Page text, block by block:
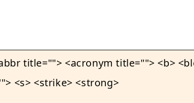
title=""> <acronym title=""> <b>
<s> <strike> <strong>